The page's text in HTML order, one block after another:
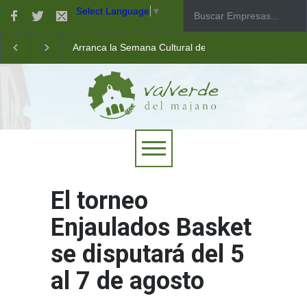
Select Language ▼
Arranca la Semana Cultural de Valverde
Taller de robótica para jóvenes
Las pistas municipales de pádel estrenan un nuevo
El torneo
Enjaulados Basket
se disputará del 5
al 7 de agosto